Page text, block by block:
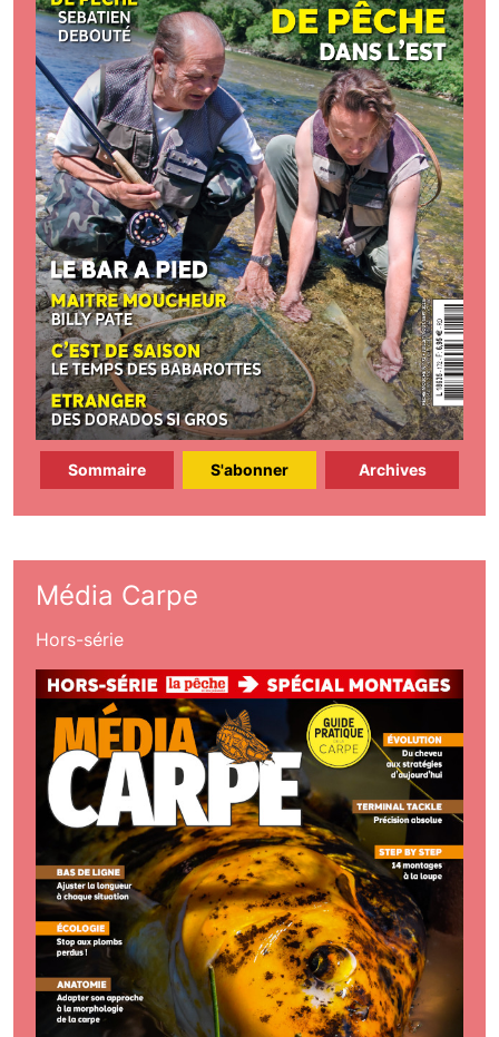
Sommaire S'abonner Archives
Média Carpe
Hors-série